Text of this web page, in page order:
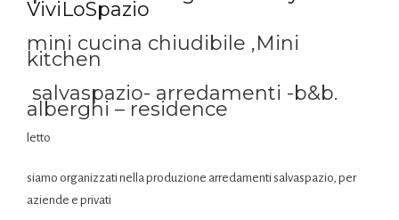
ViviLoSpazio
mini cucina chiudibile ,Mini
kitchen
salvaspazio- arredamenti -b&b.
alberghi – residence
letto
siamo organizzati nella produzione arredamenti salvaspazio, per
aziende e privati